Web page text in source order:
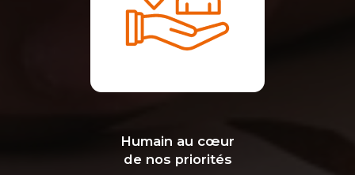
Humain au cœur
de nos priorités